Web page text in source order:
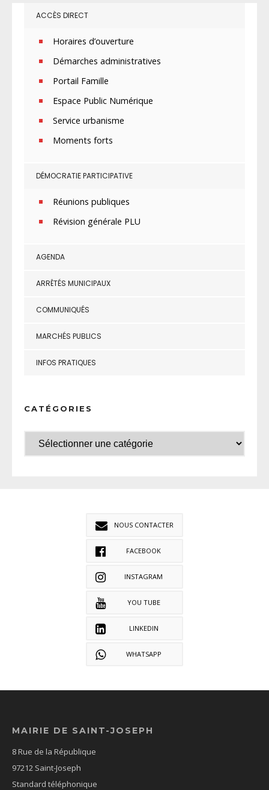
ACCÈS DIRECT
Horaires d’ouverture
Démarches administratives
Portail Famille
Espace Public Numérique
Service urbanisme
Moments forts
DÉMOCRATIE PARTICIPATIVE
Réunions publiques
Révision générale PLU
AGENDA
ARRÊTÉS MUNICIPAUX
COMMUNIQUÉS
MARCHÉS PUBLICS
INFOS PRATIQUES
CATÉGORIES
NOUS CONTACTER
FACEBOOK
INSTAGRAM
YOU TUBE
LINKEDIN
WHATSAPP
MAIRIE DE SAINT-JOSEPH
8 Rue de la République
97212 Saint-Joseph
Standard téléphonique